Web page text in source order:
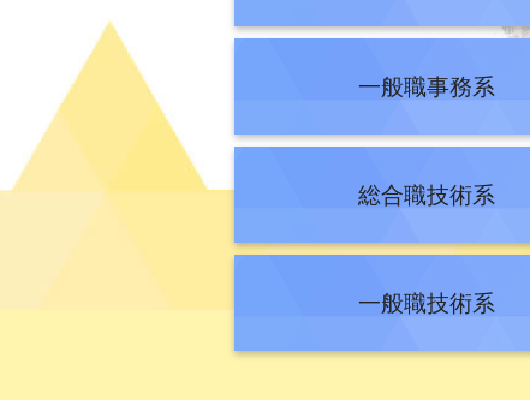
予定
）懇談会を開催します
の合格者の官庁訪問について
用試験（係長級（事務））～
期官庁訪問の実施について【総合職技術系、施設系】
一般職事務系
総合職技術系
一般職技術系